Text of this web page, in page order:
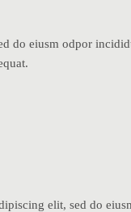
do eiusm odpor
elit, sed do